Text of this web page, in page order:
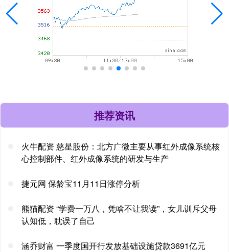
推荐资讯
火牛配资 慈星股份：北方广微主要从事红外成像系统核
心控制部件、红外成像系统的研发与生产
捷元网 保龄宝11月11日涨停分析
熊猫配资 “学费一万八，凭啥不让我读”，女儿训斥父母
认知低，耽误了自己
涵乔财富 一季度国开行发放基础设施贷款3691亿元